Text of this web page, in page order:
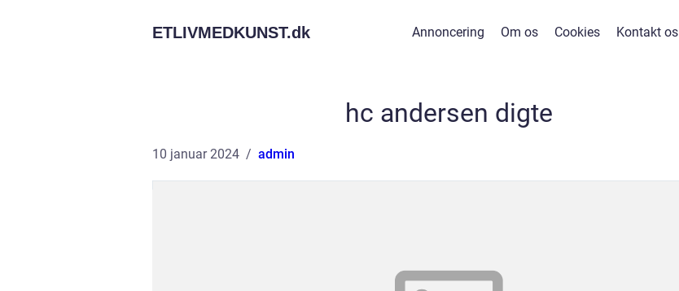
ETLIVMEDKUNST.dk Annoncering Om os Cookies Kontakt os
hc andersen digte
10 januar 2024 admin